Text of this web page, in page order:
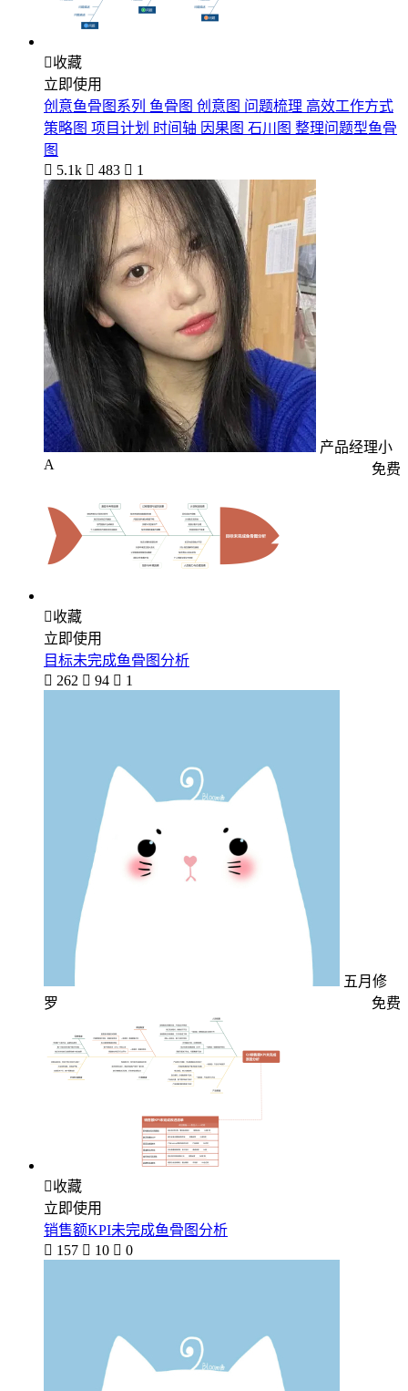
收藏
立即使用
创意鱼骨图系列 鱼骨图 创意图 问题梳理 高效工作方式
策略图 项目计划 时间轴 因果图 石川图 整理问题型鱼骨
图
 5.1k  483  1
产品经理小
A
免费
收藏
立即使用
目标未完成鱼骨图分析
 262  94  1
五月修
罗
免费
收藏
立即使用
销售额KPI未完成鱼骨图分析
 157  10  0